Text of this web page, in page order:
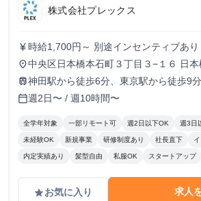
株式会社プレックス
currency_yen 時給1,700円～ 別途インセンティブあり
place中央区日本橋本石町３丁目３−１６ 日
train神田駅から徒歩6分、東京駅から徒歩9分
calendar_today週2日〜 / 週10時間〜
全学年対象 一部リモート可 週2日以下OK 週3日
未経験OK 新規事業 研修制度あり 社長直下
内定実績あり 髪型自由 私服OK スタートアップ
gradeお気に入り 求人